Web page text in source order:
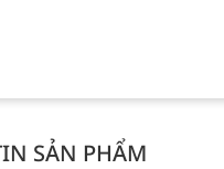
SẢN PHẨM